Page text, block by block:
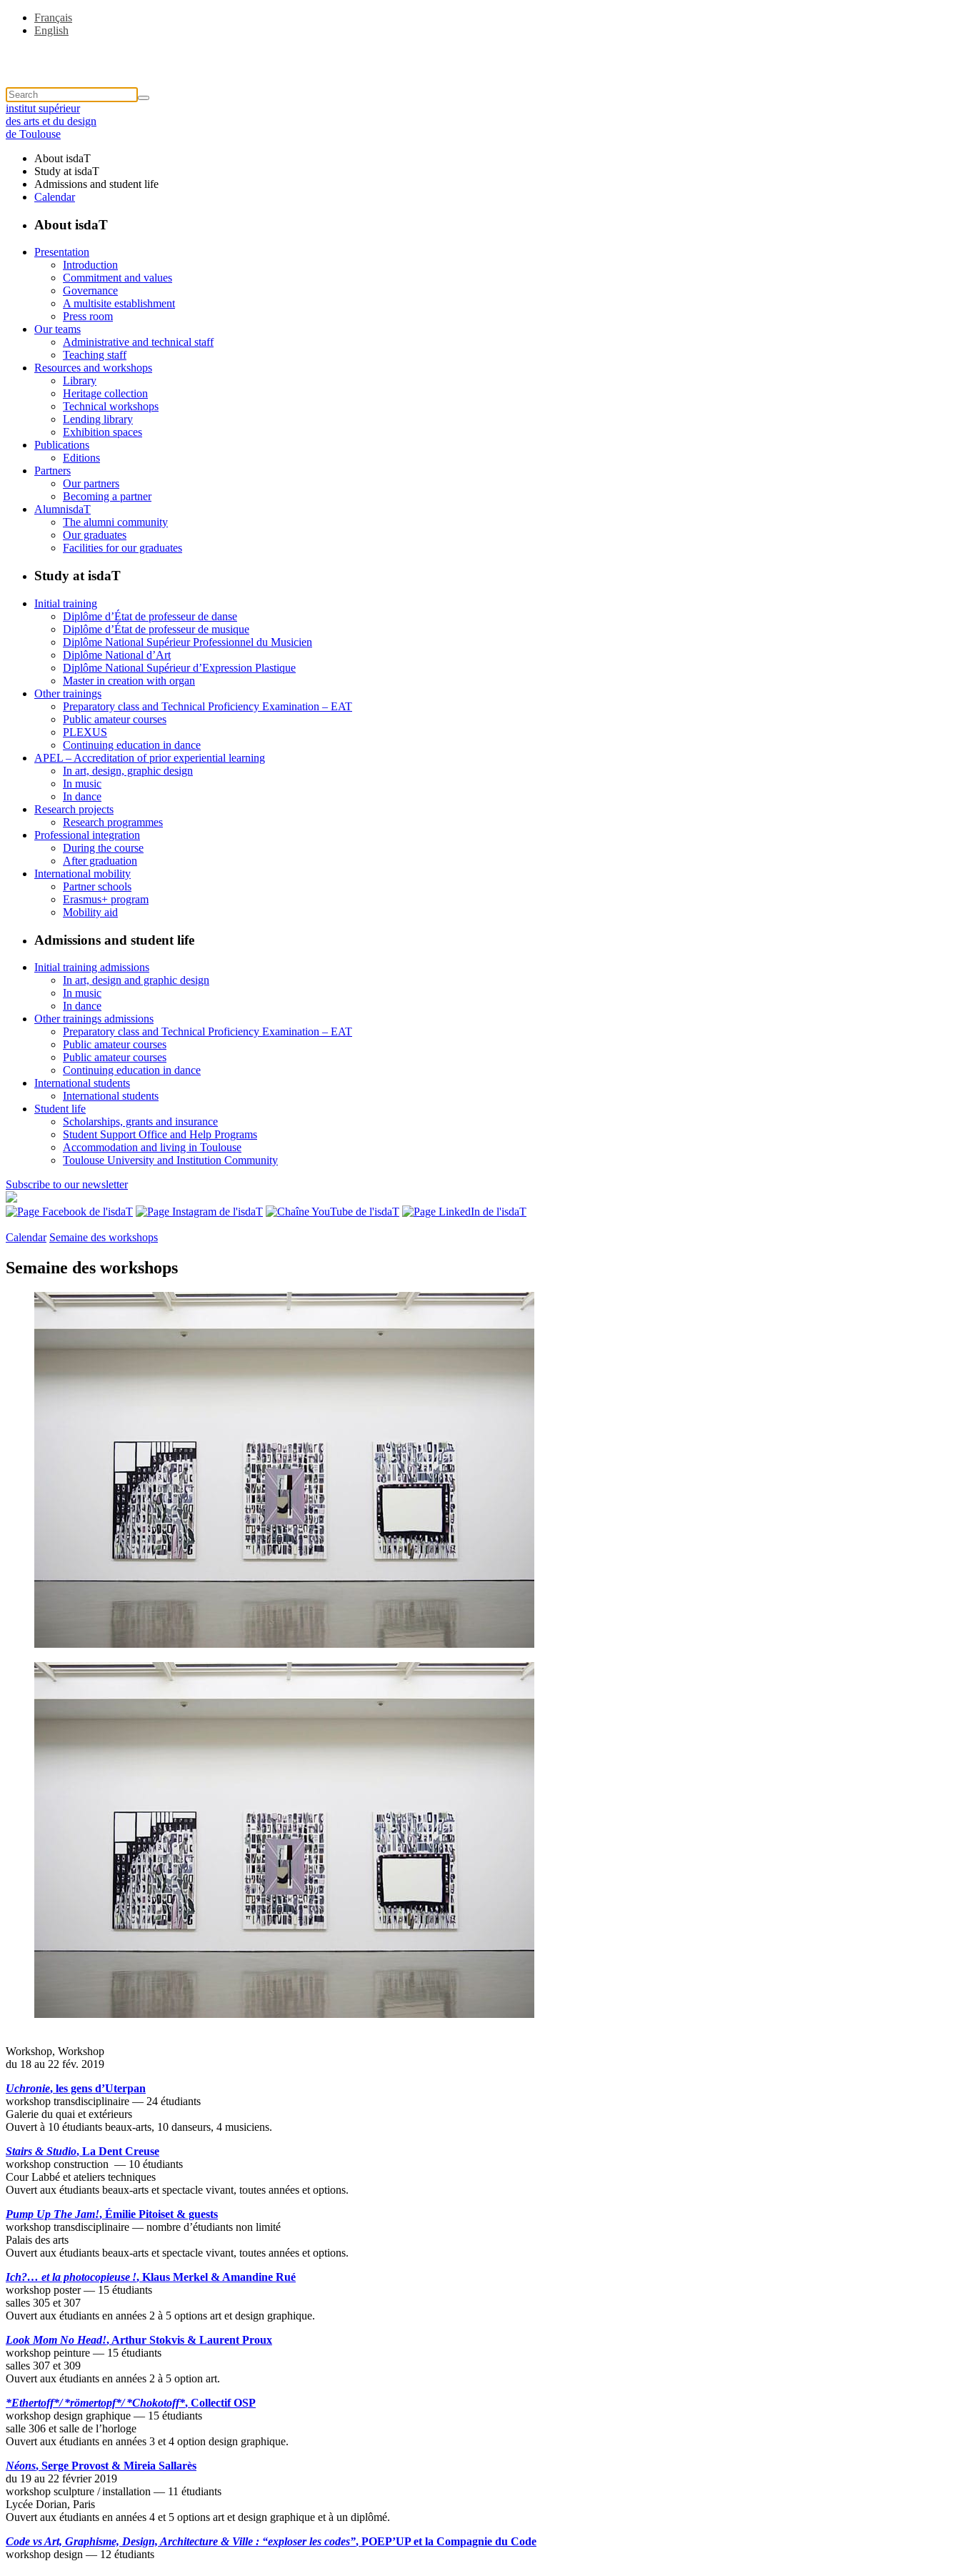
Français
English
institut supérieur
des arts et du design
de Toulouse
About isdaT
Study at isdaT
Admissions and student life
Calendar
About isdaT
Presentation
Introduction
Commitment and values
Governance
A multisite establishment
Press room
Our teams
Administrative and technical staff
Teaching staff
Resources and workshops
Library
Heritage collection
Technical workshops
Lending library
Exhibition spaces
Publications
Editions
Partners
Our partners
Becoming a partner
AlumnisdaT
The alumni community
Our graduates
Facilities for our graduates
Study at isdaT
Initial training
Diplôme d’État de professeur de danse
Diplôme d’État de professeur de musique
Diplôme National Supérieur Professionnel du Musicien
Diplôme National d’Art
Diplôme National Supérieur d’Expression Plastique
Master in creation with organ
Other trainings
Preparatory class and Technical Proficiency Examination – EAT
Public amateur courses
PLEXUS
Continuing education in dance
APEL – Accreditation of prior experiential learning
In art, design, graphic design
In music
In dance
Research projects
Research programmes
Professional integration
During the course
After graduation
International mobility
Partner schools
Erasmus+ program
Mobility aid
Admissions and student life
Initial training admissions
In art, design and graphic design
In music
In dance
Other trainings admissions
Preparatory class and Technical Proficiency Examination – EAT
Public amateur courses
Public amateur courses
Continuing education in dance
International students
International students
Student life
Scholarships, grants and insurance
Student Support Office and Help Programs
Accommodation and living in Toulouse
Toulouse University and Institution Community
Subscribe to our newsletter
Calendar Semaine des workshops
Semaine des workshops
Workshop, Workshop
du 18 au 22 fév. 2019
Uchronie, les gens d’Uterpan
workshop transdisciplinaire — 24 étudiants
Galerie du quai et extérieurs
Ouvert à 10 étudiants beaux-arts, 10 danseurs, 4 musiciens.
Stairs & Studio, La Dent Creuse
workshop construction — 10 étudiants
Cour Labbé et ateliers techniques
Ouvert aux étudiants beaux-arts et spectacle vivant, toutes années et options.
Pump Up The Jam!, Émilie Pitoiset & guests
workshop transdisciplinaire — nombre d’étudiants non limité
Palais des arts
Ouvert aux étudiants beaux-arts et spectacle vivant, toutes années et options.
Ich?… et la photocopieuse !, Klaus Merkel & Amandine Rué
workshop poster — 15 étudiants
salles 305 et 307
Ouvert aux étudiants en années 2 à 5 options art et design graphique.
Look Mom No Head!, Arthur Stokvis & Laurent Proux
workshop peinture — 15 étudiants
salles 307 et 309
Ouvert aux étudiants en années 2 à 5 option art.
*Ethertoff*/ *römertopf*/ *Chokotoff*, Collectif OSP
workshop design graphique — 15 étudiants
salle 306 et salle de l’horloge
Ouvert aux étudiants en années 3 et 4 option design graphique.
Néons, Serge Provost & Mireia Sallarès
du 19 au 22 février 2019
workshop sculpture / installation — 11 étudiants
Lycée Dorian, Paris
Ouvert aux étudiants en années 4 et 5 options art et design graphique et à un diplômé.
Code vs Art, Graphisme, Design, Architecture & Ville : “exploser les codes”, POEP’UP et la Compagnie du Code
workshop design — 12 étudiants